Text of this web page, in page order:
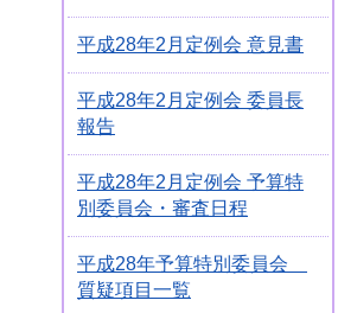
平成28年2月定例会 意見書
平成28年2月定例会 委員長
報告
平成28年2月定例会 予算特
別委員会・審査日程
平成28年予算特別委員会
質疑項目一覧